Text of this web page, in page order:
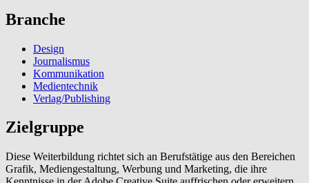
Branche
Design
Journalismus
Kommunikation
Medientechnik
Verlag/Publishing
Zielgruppe
Diese Weiterbildung richtet sich an Berufstätige aus den Bereichen
Grafik, Mediengestaltung, Werbung und Marketing, die ihre